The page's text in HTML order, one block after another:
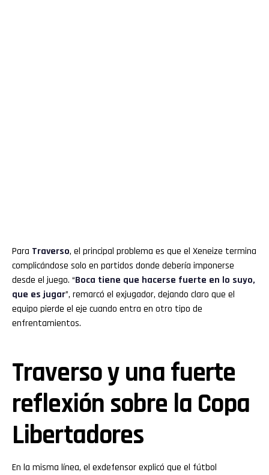
Para Traverso, el principal problema es que el Xeneize termina
complicándose solo en partidos donde debería imponerse
desde el juego. “Boca tiene que hacerse fuerte en lo suyo,
que es jugar”, remarcó el exjugador, dejando claro que el
equipo pierde el eje cuando entra en otro tipo de
enfrentamientos.
Traverso y una fuerte
reflexión sobre la Copa
Libertadores
En la misma línea, el exdefensor explicó que el fútbol